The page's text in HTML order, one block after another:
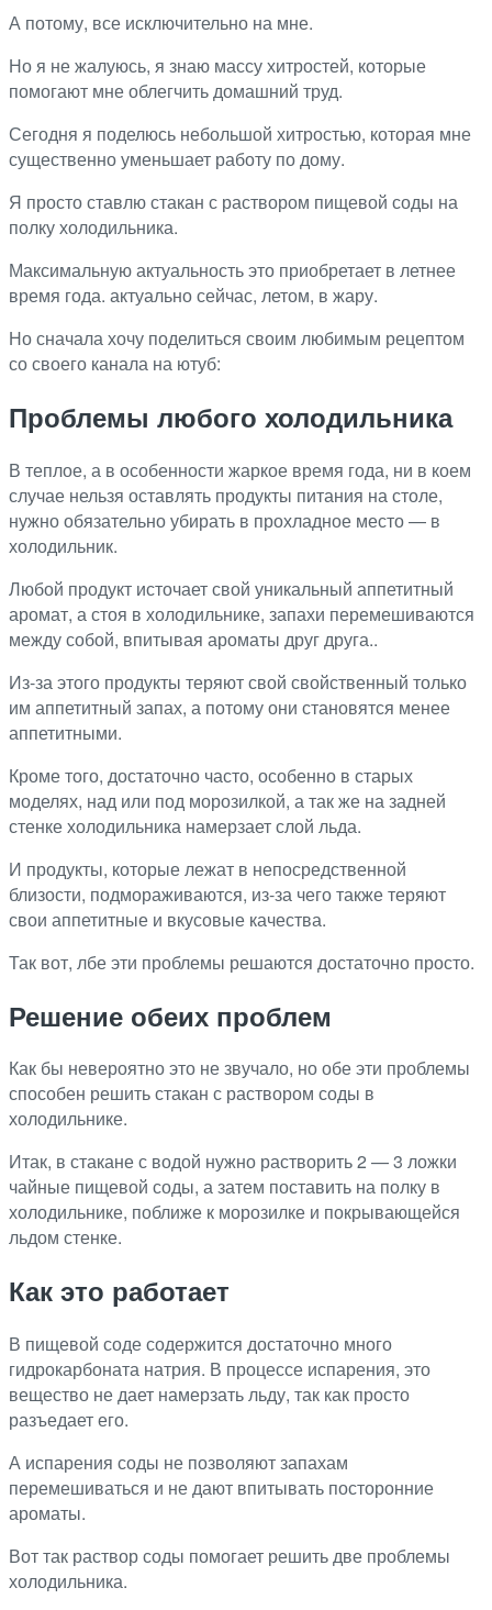
А потому, все исключительно на мне.
Но я не жалуюсь, я знаю массу хитростей, которые
помогают мне облегчить домашний труд.
Сегодня я поделюсь небольшой хитростью, которая мне
существенно уменьшает работу по дому.
Я просто ставлю стакан с раствором пищевой соды на
полку холодильника.
Максимальную актуальность это приобретает в летнее
время года. актуально сейчас, летом, в жару.
Но сначала хочу поделиться своим любимым рецептом
со своего канала на ютуб:
Проблемы любого холодильника
В теплое, а в особенности жаркое время года, ни в коем
случае нельзя оставлять продукты питания на столе,
нужно обязательно убирать в прохладное место — в
холодильник.
Любой продукт источает свой уникальный аппетитный
аромат, а стоя в холодильнике, запахи перемешиваются
между собой, впитывая ароматы друг друга..
Из-за этого продукты теряют свой свойственный только
им аппетитный запах, а потому они становятся менее
аппетитными.
Кроме того, достаточно часто, особенно в старых
моделях, над или под морозилкой, а так же на задней
стенке холодильника намерзает слой льда.
И продукты, которые лежат в непосредственной
близости, подмораживаются, из-за чего также теряют
свои аппетитные и вкусовые качества.
Так вот, лбе эти проблемы решаются достаточно просто.
Решение обеих проблем
Как бы невероятно это не звучало, но обе эти проблемы
способен решить стакан с раствором соды в
холодильнике.
Итак, в стакане с водой нужно растворить 2 — 3 ложки
чайные пищевой соды, а затем поставить на полку в
холодильнике, поближе к морозилке и покрывающейся
льдом стенке.
Как это работает
В пищевой соде содержится достаточно много
гидрокарбоната натрия. В процессе испарения, это
вещество не дает намерзать льду, так как просто
разъедает его.
А испарения соды не позволяют запахам
перемешиваться и не дают впитывать посторонние
ароматы.
Вот так раствор соды помогает решить две проблемы
холодильника.